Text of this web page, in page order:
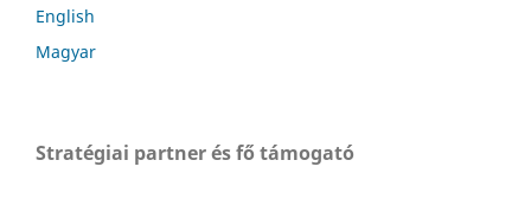
English
Magyar
Stratégiai partner és fő támogató